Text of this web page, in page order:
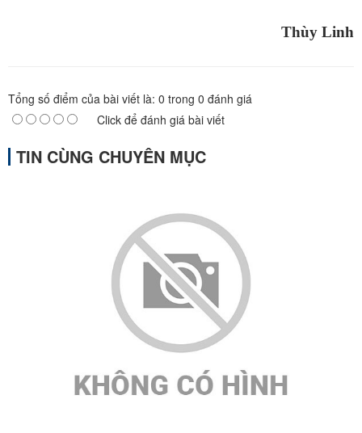
Thùy Linh
Tổng số điểm của bài viết là: 0 trong 0 đánh giá
Click để đánh giá bài viết
TIN CÙNG CHUYÊN MỤC